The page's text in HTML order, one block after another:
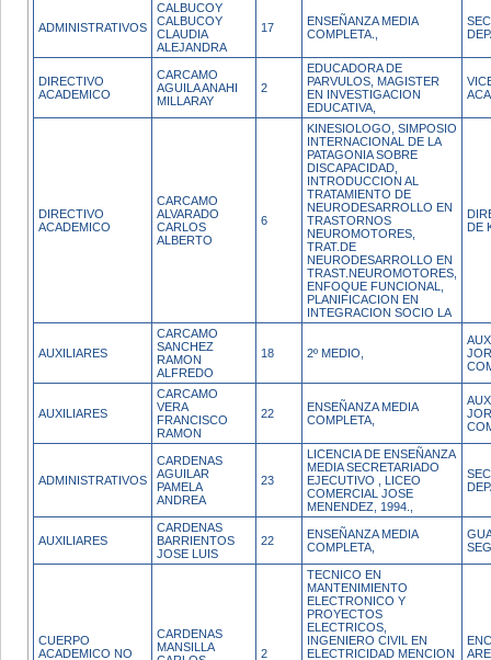
ADMINISTRATIVOS
CALBUCOY
CALBUCOY
CLAUDIA
ALEJANDRA
17
ENSEÑANZA MEDIA
COMPLETA.,
DIRECTIVO
ACADEMICO
CARCAMO
AGUILA ANAHI
MILLARAY
2
EDUCADORA DE
PARVULOS, MAGISTER
EN INVESTIGACION
EDUCATIVA,
DIRECTIVO
ACADEMICO
CARCAMO
ALVARADO
CARLOS
ALBERTO
6
KINESIOLOGO, SIMPOSIO
INTERNACIONAL DE LA
PATAGONIA SOBRE
DISCAPACIDAD,
INTRODUCCION AL
TRATAMIENTO DE
NEURODESARROLLO EN
TRASTORNOS
NEUROMOTORES,
TRAT.DE
NEURODESARROLLO EN
TRAST.NEUROMOTORES,
ENFOQUE FUNCIONAL,
PLANIFICACION EN
INTEGRACION SOCIO LA
DE
AUXILIARES
CARCAMO
SANCHEZ
RAMON
ALFREDO
18 2º MEDIO,
AUXILIARES
CARCAMO
VERA
FRANCISCO
RAMON
22
ENSEÑANZA MEDIA
COMPLETA,
ADMINISTRATIVOS
CARDENAS
AGUILAR
PAMELA
ANDREA
23
LICENCIA DE ENSEÑANZA
MEDIA SECRETARIADO
EJECUTIVO , LICEO
COMERCIAL JOSE
MENENDEZ, 1994.,
AUXILIARES
CARDENAS
BARRIENTOS
JOSE LUIS
22
ENSEÑANZA MEDIA
COMPLETA,
CUERPO
ACADEMICO NO
CARDENAS
MANSILLA
2
TECNICO EN
MANTENIMIENTO
ELECTRONICO Y
PROYECTOS
ELECTRICOS,
INGENIERO CIVIL EN
ELECTRICIDAD MENCION